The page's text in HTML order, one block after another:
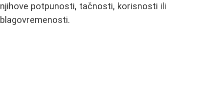
njihove potpunosti, tačnosti, korisnosti ili
blagovremenosti.